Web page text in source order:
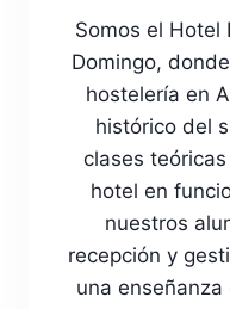
Somos el Hotel
Domingo,
hostelería en
histórico del
clases
hotel en
nuestros
recepción y
una